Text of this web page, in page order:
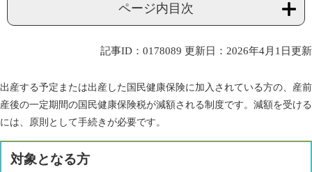
ページ内目次
記事ID：0178089 更新日：2026年4月1日更新
出産する予定または出産した国民健康保険に加入されている方の、産前
産後の一定期間の国民健康保険税が減額される制度です。減額を受ける
には、原則として手続きが必要です。
対象となる方